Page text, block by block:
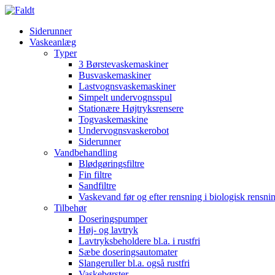
Siderunner
Vaskeanlæg
Typer
3 Børstevaskemaskiner
Busvaskemaskiner
Lastvognsvaskemaskiner
Simpelt undervognsspul
Stationære Højtryksrensere
Togvaskemaskine
Undervognsvaskerobot
Siderunner
Vandbehandling
Blødgøringsfiltre
Fin filtre
Sandfiltre
Vaskevand før og efter rensning i biologisk
Tilbehør
Doseringspumper
Høj- og lavtryk
Lavtryksbeholdere bl.a. i rustfri
Sæbe doseringsautomater
Slangeruller bl.a. også rustfri